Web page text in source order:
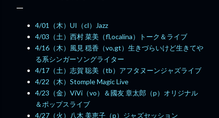
4/01（木）UI（cl）Jazz
4/03（土）西村 菜美（fl,ocalina）トーク＆ライブ
4/16（木）風見 穏香（vo,gt）生きづらいけど生きてや
る系シンガーソングライター
4/17（土）志賀 聡美（tb）アフタヌーンジャズライブ
4/22（木）Stomple Magic Live
4/23（金）ViVi（vo）＆國友 章太郎（p）オリジナル
＆ポップスライブ
4/27（火）八木 美恵子（p）ジャズセッション